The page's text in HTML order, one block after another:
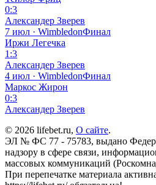
0:3
Александер Зверев
7 июл · WimbledonФинал
Иржи Легечка
1:3
Александер Зверев
4 июл · WimbledonФинал
Маркос Жирон
0:3
Александер Зверев
© 2026 lifebet.ru, О сайте.
ЭЛ № ФС 77 - 75783, выдано
надзору в сфере связи,
массовых коммуникаций
При перепечатке материала